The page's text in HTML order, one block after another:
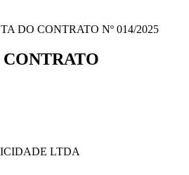
DO CONTRATO Nº 014/2025
LTDA